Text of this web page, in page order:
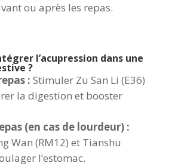
ou après les repas.
l’acupression dans une
?
: Stimuler Zu San Li (E36)
la digestion et booster
(en cas de lourdeur) :
Wan (RM12) et Tianshu
l’estomac.